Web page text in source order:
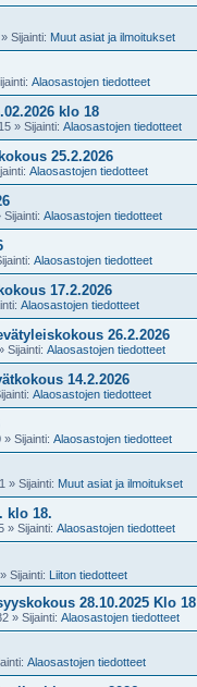
» Sijainti: Muut asiat ja ilmoitukset
Alaosastojen tiedotteet
klo 18
» Sijainti: Alaosastojen tiedotteet
25.2.2026
Alaosastojen tiedotteet
Sijainti: Alaosastojen tiedotteet
Alaosastojen tiedotteet
17.2.2026
Alaosastojen tiedotteet
26.2.2026
Sijainti: Alaosastojen tiedotteet
14.2.2026
Alaosastojen tiedotteet
» Sijainti: Alaosastojen tiedotteet
» Sijainti: Muut asiat ja ilmoitukset
klo 18.
» Sijainti: Alaosastojen tiedotteet
» Sijainti: Liiton tiedotteet
28.10.2025 Klo 18
» Sijainti: Alaosastojen tiedotteet
Alaosastojen tiedotteet